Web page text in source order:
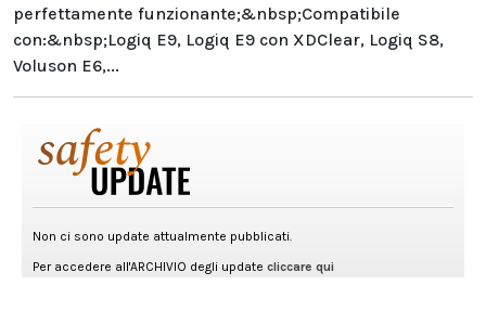
perfettamente funzionante;&nbsp;Compatibile
con:&nbsp;Logiq E9, Logiq E9 con XDClear, Logiq S8,
Voluson E6,...